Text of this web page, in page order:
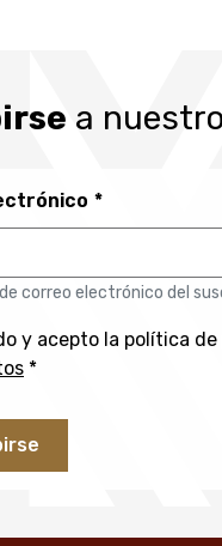
a
correo electrónico del
y acepto la política de
*